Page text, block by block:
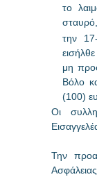
το
την
μη
Βόλο
(100)
Οι
Την